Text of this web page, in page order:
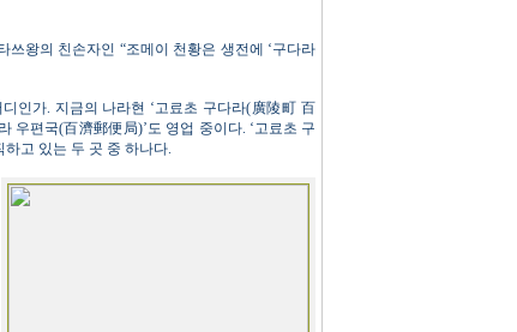
왕의 친손자인 “조메이 천황은 생전에 ‘구다라
인가. 지금의 나라현 ‘고료초 구다라(廣陵町 百
우편국(百濟郵便局)’도 영업 중이다. ‘고료초 구
하고 있는 두 곳 중 하나다.